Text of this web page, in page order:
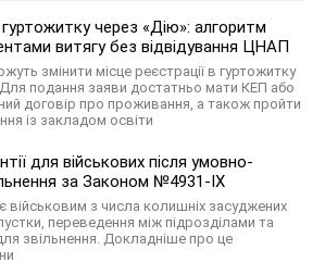
гуртожитку через «Дію»: алгоритм
витягу без відвідування ЦНАП
змінити місце реєстрації в гуртожитку
подання заяви достатньо мати КЕП або
договір про проживання, а також пройти
із закладом освіти
для військових після умовно-
за Законом №4931-ІХ
військовим з числа колишніх засуджених
переведення між підрозділами та
звільнення. Докладніше про це